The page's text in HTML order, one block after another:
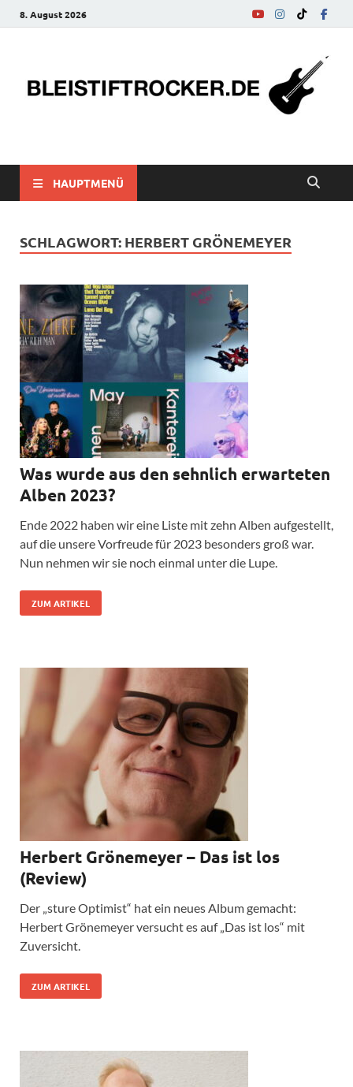
8. August 2026
bleistiftrocker.de
HAUPTMENÜ
SCHLAGWORT: HERBERT GRÖNEMEYER
Was wurde aus den sehnlich erwarteten
Alben 2023?
Ende 2022 haben wir eine Liste mit zehn Alben aufgestellt,
auf die unsere Vorfreude für 2023 besonders groß war.
Nun nehmen wir sie noch einmal unter die Lupe.
ZUM ARTIKEL
Herbert Grönemeyer – Das ist los
(Review)
Der „sture Optimist“ hat ein neues Album gemacht:
Herbert Grönemeyer versucht es auf „Das ist los“ mit
Zuversicht.
ZUM ARTIKEL